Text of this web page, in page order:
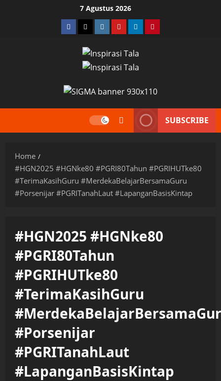
7 Agustus 2026
Facebook
TwitterInstagram
YouTubeLinkedInPinterest
SUBSCRIBE
Home
#HGN2025 #HGNke80 #PGRI80Tahun #PGRIHUTke80
#TerimaKasihGuru #MerdekaBelajarBersamaGuru
#Porsenijar #PGRITanahLaut #LapanganBasisKintap
#HGN2025 #HGNke80
#PGRI80Tahun
#PGRIHUTke80
#TerimaKasihGuru
#Porsenijar
#PGRITanahLaut
#LapanganBasisKintap